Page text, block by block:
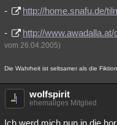
Philosophie Träume
Astronomie Helpdesk
Besucht Teilgenommen
Lesenswert
- http://home.snafu.de/
- http://
vom 26.04.2005)
Die Wahrheit ist seltsamer als die
wolfspirit
ehemaliges Mitglied
Ich werd mich nun in die